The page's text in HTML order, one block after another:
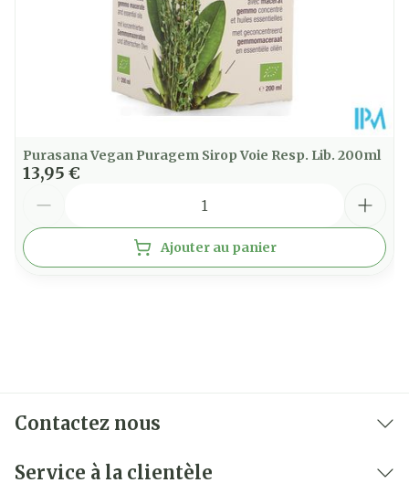
Purasana Vegan Puragem Sirop Voie Resp. Lib. 200ml
13,95 €
Ajouter au panier
Contactez nous
Service à la clientèle